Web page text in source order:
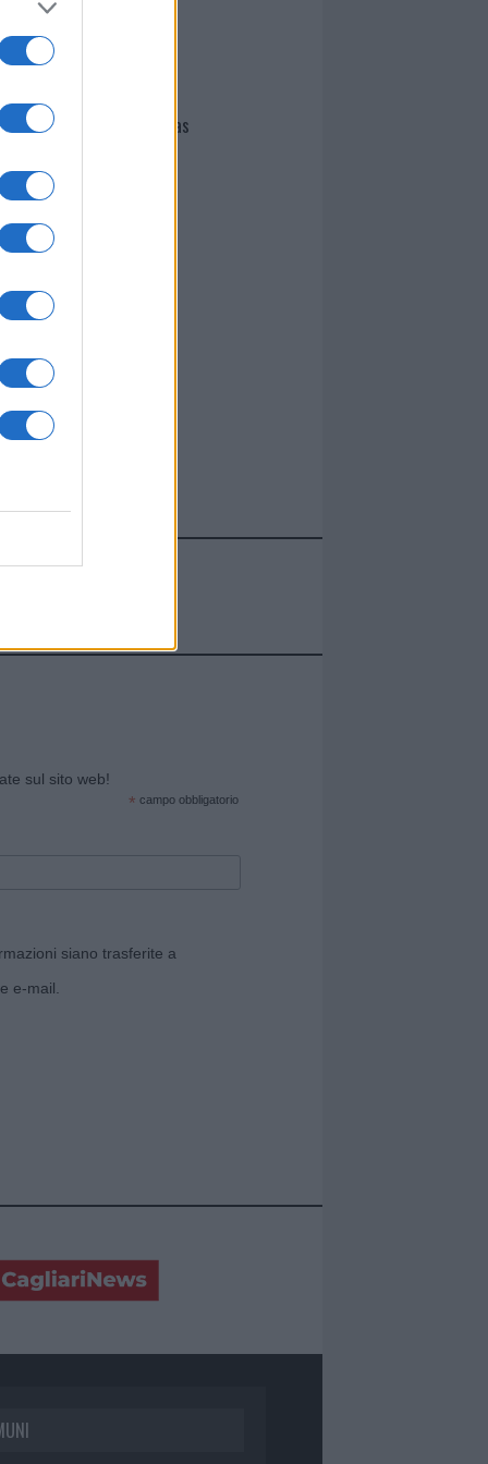
I nostri cari
Giovannimaria Cabras
sul sito web!
* campo obbligatorio
siano trasferite a
e-mail.